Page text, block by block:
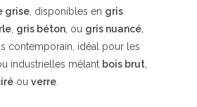
grise , disponibles en gris
gris béton , ou gris nuancé
contemporain, idéal pour les
industrielles mêlant bois brut
ou verre